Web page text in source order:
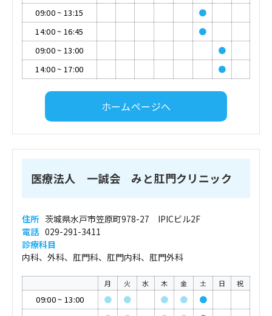
09:00~ 13:15
●
14:00~ 16:45
●
09:00~ 13:00
●
14:00~ 17:00 ●
ホームページへ
医療法人 一誠会 みと肛門クリニック
住所 茨城県水戸市笠原町978-27 IPICビル2F
電話 029-291-3411
診療科目
内科、外科、肛門科、肛門内科、肛門外科
月 火 水 木 金 土 日 祝
09:00~ 13:00 ● ● ● ●
●